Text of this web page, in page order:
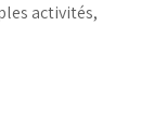
activités,